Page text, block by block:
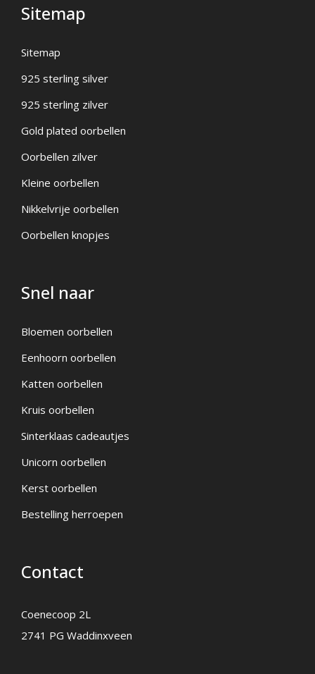
Sitemap
Sitemap
925 sterling silver
925 sterling zilver
Gold plated oorbellen
Oorbellen zilver
Kleine oorbellen
Nikkelvrije oorbellen
Oorbellen knopjes
Snel naar
Bloemen oorbellen
Eenhoorn oorbellen
Katten oorbellen
Kruis oorbellen
Sinterklaas cadeautjes
Unicorn oorbellen
Kerst oorbellen
Bestelling herroepen
Contact
Coenecoop 2L
2741 PG Waddinxveen